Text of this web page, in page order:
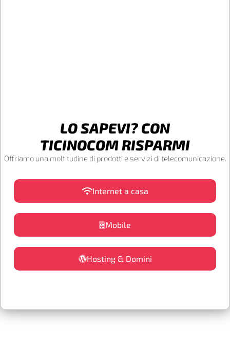
LO SAPEVI? CON
TICINOCOM RISPARMI
Offriamo una moltitudine di prodotti e servizi di telecomunicazione.
Internet a casa
Mobile
Hosting & Domini